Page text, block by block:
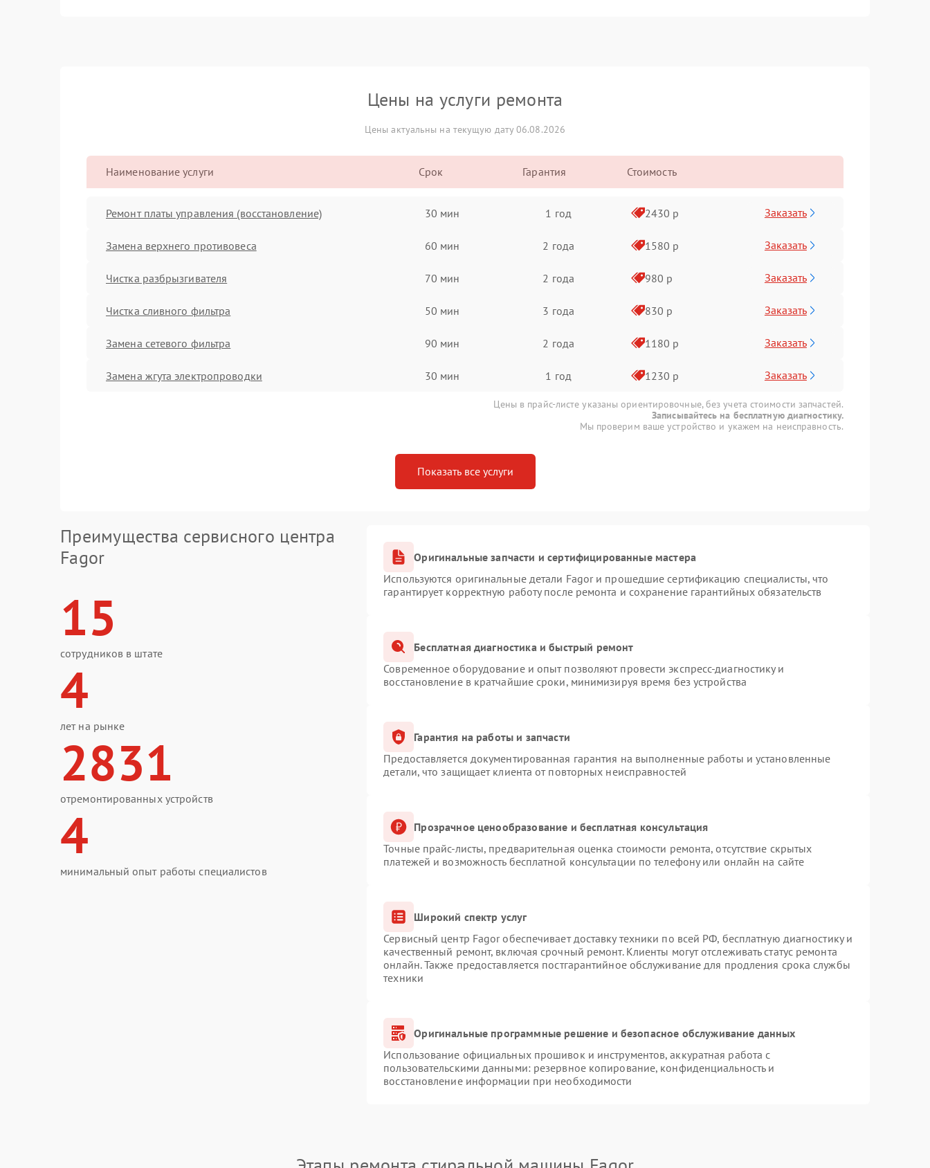
Цены на услуги ремонта
Цены актуальны на текущую дату 06.08.2026
Наименование услуги Срок Гарантия Стоимость
Ремонт платы управления (восстановление) 30 мин 1 год 2430 р Заказать
Замена верхнего противовеса 60 мин 2 года 1580 р Заказать
Чистка разбрызгивателя 70 мин 2 года 980 р Заказать
Чистка сливного фильтра 50 мин 3 года 830 р Заказать
Замена сетевого фильтра 90 мин 2 года 1180 р Заказать
Замена жгута электропроводки 30 мин 1 год 1230 р Заказать
Цены в прайс-листе указаны ориентировочные, без учета стоимости запчастей.
Записывайтесь на бесплатную диагностику.
Мы проверим ваше устройство и укажем на неисправность.
Показать все услуги
Преимущества сервисного центра
Fagor
15
сотрудников в штате
4
лет на рынке
2831
отремонтированных устройств
4
минимальный опыт работы специалистов
Оригинальные запчасти и сертифицированные мастера
Используются оригинальные детали Fagor и прошедшие сертификацию специалисты, что
гарантирует корректную работу после ремонта и сохранение гарантийных обязательств
Бесплатная диагностика и быстрый ремонт
Современное оборудование и опыт позволяют провести экспресс-диагностику и
восстановление в кратчайшие сроки, минимизируя время без устройства
Гарантия на работы и запчасти
Предоставляется документированная гарантия на выполненные работы и установленные
детали, что защищает клиента от повторных неисправностей
Прозрачное ценообразование и бесплатная консультация
Точные прайс-листы, предварительная оценка стоимости ремонта, отсутствие скрытых
платежей и возможность бесплатной консультации по телефону или онлайн на сайте
Широкий спектр услуг
Сервисный центр Fagor обеспечивает доставку техники по всей РФ, бесплатную диагностику и
качественный ремонт, включая срочный ремонт. Клиенты могут отслеживать статус ремонта
онлайн. Также предоставляется постгарантийное обслуживание для продления срока службы
техники
Оригинальные программные решение и безопасное обслуживание данных
Использование официальных прошивок и инструментов, аккуратная работа с
пользовательскими данными: резервное копирование, конфиденциальность и
восстановление информации при необходимости